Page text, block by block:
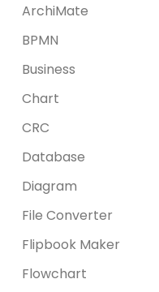
ArchiMate
BPMN
Business
Chart
CRC
Database
Diagram
File Converter
Flipbook Maker
Flowchart